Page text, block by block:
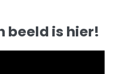
beeld is hier!